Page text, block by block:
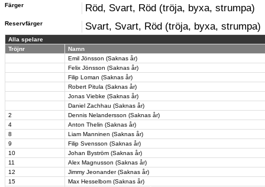
Färger Röd, Svart, Röd (tröja, byxa, strumpa)
Reservfärger Svart, Svart, Röd (tröja, byxa, strumpa)
Alla spelare
Tröjnr
Namn
Emil Jönsson (Saknas år)
Felix Jönsson (Saknas år)
Filip Loman (Saknas år)
Robert Pitula (Saknas år)
Jonas Viebke (Saknas år)
Daniel Zachhau (Saknas år)
2
Dennis Nelandersson (Saknas år)
4
Anton Thelin (Saknas år)
8
Liam Manninen (Saknas år)
9
Filip Svensson (Saknas år)
10
Johan Byström (Saknas år)
11
Alex Magnusson (Saknas år)
12
Jimmy Jeonander (Saknas år)
15
Max Hesselbom (Saknas år)